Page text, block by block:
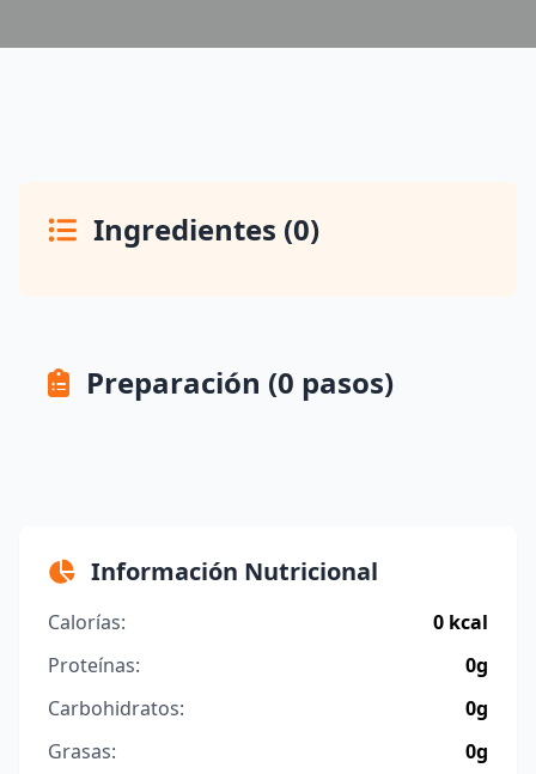
Ingredientes (0)
Preparación (0 pasos)
Información Nutricional
Calorías:
0 kcal
Proteínas:
0g
Carbohidratos:
0g
Grasas:
0g